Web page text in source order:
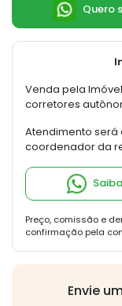
Quero
Venda pela
corretores
Atendimento será
coordenador da
Preço, comissão e
confirmação pela
Envie